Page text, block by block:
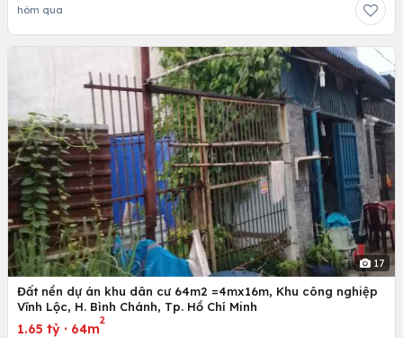
hôm qua
17
Đất nền dự án khu dân cư 64m2 =4mx16m, Khu công nghiệp
Vĩnh Lộc, H. Bình Chánh, Tp. Hồ Chí Minh
1.65 tỷ · 64m
2